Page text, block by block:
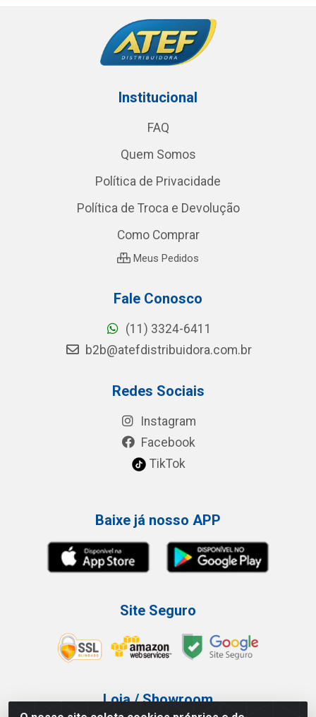
Institucional
FAQ
Quem Somos
Política de Privacidade
Política de Troca e Devolução
Como Comprar
Meus Pedidos
Fale Conosco
(11) 3324-6411
b2b@atefdistribuidora.com.br
Redes Sociais
Instagram
Facebook
TikTok
Baixe já nosso APP
Site Seguro
Loja / Showroom